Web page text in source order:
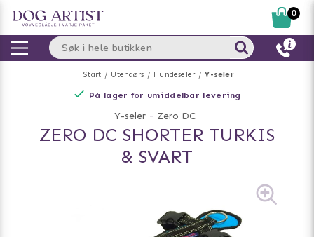
Start Utendørs Hundeseler Y-seler
På lager for umiddelbar levering
Y-seler - Zero DC
ZERO DC SHORTER TURKIS
& SVART
0